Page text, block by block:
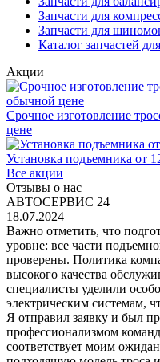
Запчасти для
Запчасти для
Каталог запчастей
Акции
Срочное изготовление
цене
Установка подъемника от
Все акции
Отзывы о нас
АВТОСЕРВИС 24
18.07.2024
Важно отметить, что
уровне: все части
проверены. Политика
высокого качества
специалисты уделили
электрическим системам,
Я отправил заявку и был
профессионализмом
соответствует моим